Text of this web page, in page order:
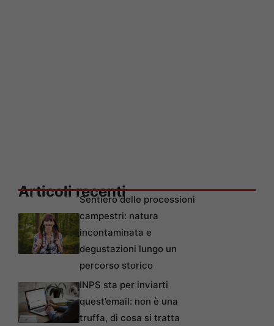
Articoli recentiSentiero delle processioni
campestri: natura
incontaminata e
degustazioni lungo un
percorso storico
INPS sta per inviarti
quest’email: non è una
truffa, di cosa si tratta